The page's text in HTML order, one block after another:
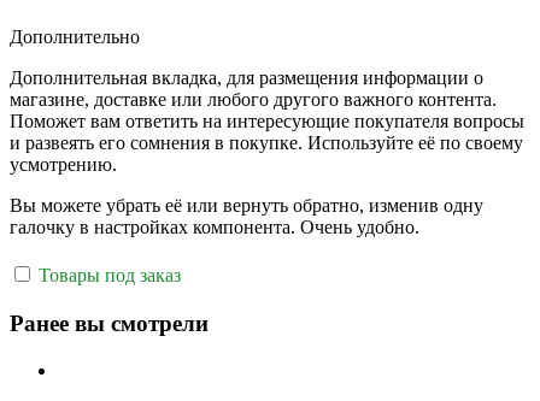
Дополнительно
Дополнительная вкладка, для размещения информации о
магазине, доставке или любого другого важного контента.
Поможет вам ответить на интересующие покупателя вопросы
и развеять его сомнения в покупке. Используйте её по своему
усмотрению.
Вы можете убрать её или вернуть обратно, изменив одну
галочку в настройках компонента. Очень удобно.
Товары под заказ
Ранее вы смотрели